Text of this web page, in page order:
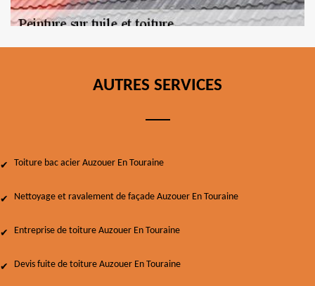
AUTRES SERVICES
Toiture bac acier Auzouer En Touraine
Nettoyage et ravalement de façade Auzouer En Touraine
Entreprise de toiture Auzouer En Touraine
Devis fuite de toiture Auzouer En Touraine